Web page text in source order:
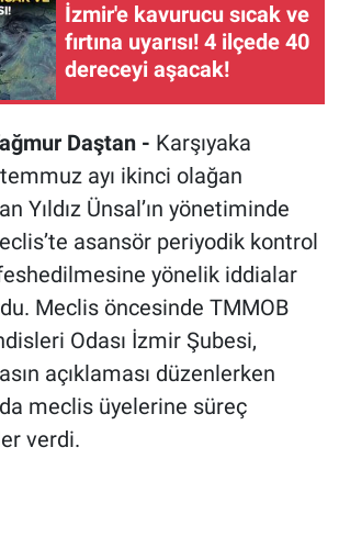
İzmir'e kavurucu sıcak ve
fırtına uyarısı! 4 ilçede 40
dereceyi aşacak!
Daştan - Karşıyaka
ayı ikinci olağan
Yıldız Ünsal’ın yönetiminde
asansör periyodik kontrol
yönelik iddialar
Meclis öncesinde TMMOB
Odası İzmir Şubesi,
açıklaması düzenlerken
meclis üyelerine süreç
verdi.